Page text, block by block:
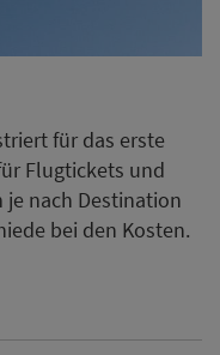
für das erste
Flugtickets und
je nach Destination
bei den Kosten.